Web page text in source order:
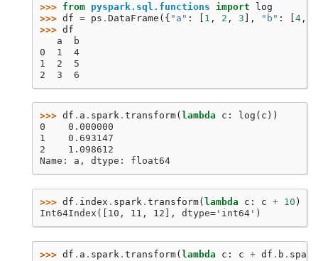
>>> from pyspark.sql.functions import
log
>>> df = ps . DataFrame ({ "a" : [ 1 , 2 , 3 ], "b" : [4 ,
>>> df
   a  b
0  1  4
1  2  5
2  3  6
>>> df . a . spark . transform( lambda c : log ( c ))
0    0.000000
1    0.693147
2    1.098612
Name: a, dtype: float64
>>> df . index . spark . transform( lambda c : c + 10 )
Int64Index([10, 11, 12], dtype='int64')
>>> df . a . spark . transform(lambda c : c + df . b . spark